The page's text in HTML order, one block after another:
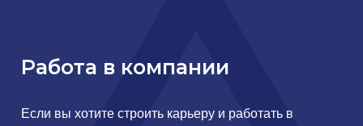
Работа в компании
Если вы хотите строить карьеру и работать в